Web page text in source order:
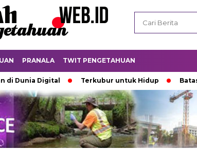
PRANALA TWIT PENGETAHUAN
Digital Terkubur untuk Hidup Batas yang